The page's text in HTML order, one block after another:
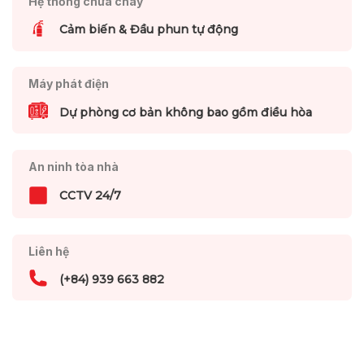
Cảm biến & Đầu phun tự động
Máy phát điện
Dự phòng cơ bản không bao gồm điều hòa
An ninh tòa nhà
CCTV 24/7
Liên hệ
(+84) 939 663 882